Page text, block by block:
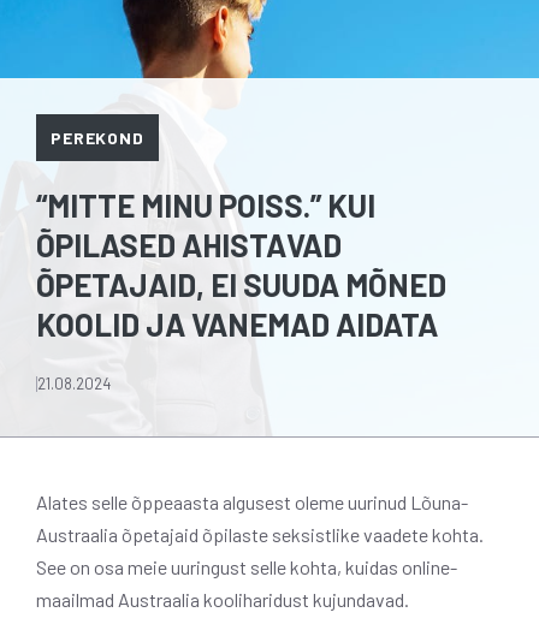
PEREKOND
“MITTE MINU POISS.” KUI
ÕPILASED AHISTAVAD
ÕPETAJAID, EI SUUDA MÕNED
KOOLID JA VANEMAD AIDATA
21.08.2024
Alates selle õppeaasta algusest oleme uurinud Lõuna-
Austraalia õpetajaid õpilaste seksistlike vaadete kohta.
See on osa meie uuringust selle kohta, kuidas online-
maailmad Austraalia kooliharidust kujundavad.